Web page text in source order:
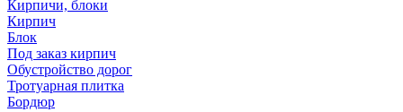
Кирпичи, блоки
Кирпич
Блок
Под заказ кирпич
Обустройство дорог
Тротуарная плитка
Бордюр